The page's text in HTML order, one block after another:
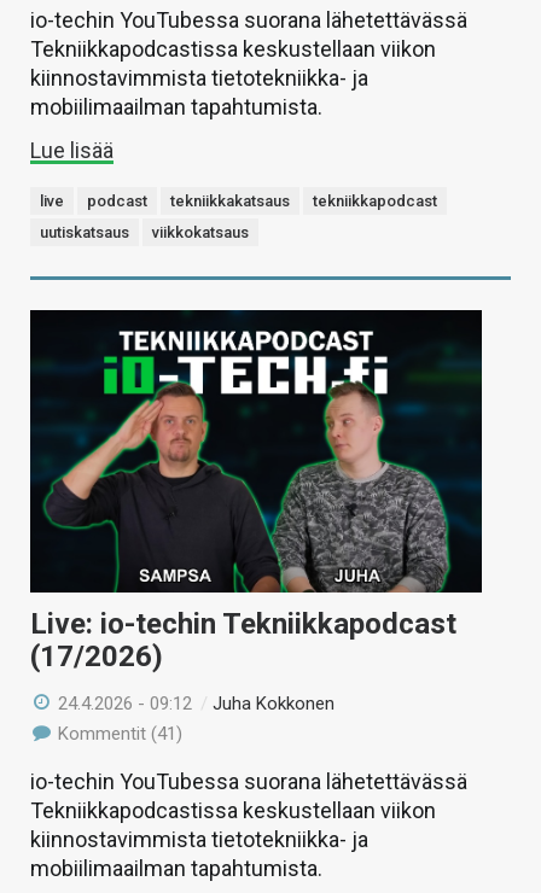
io-techin YouTubessa suorana lähetettävässä
Tekniikkapodcastissa keskustellaan viikon
kiinnostavimmista tietotekniikka- ja
mobiilimaailman tapahtumista.
Lue lisää
live podcast tekniikkakatsaus
tekniikkapodcast
uutiskatsaus
viikkokatsaus
Live: io-techin Tekniikkapodcast
(17/2026)
24.4.2026 - 09:12 /Juha Kokkonen
Kommentit (41)
io-techin YouTubessa suorana lähetettävässä
Tekniikkapodcastissa keskustellaan viikon
kiinnostavimmista tietotekniikka- ja
mobiilimaailman tapahtumista.